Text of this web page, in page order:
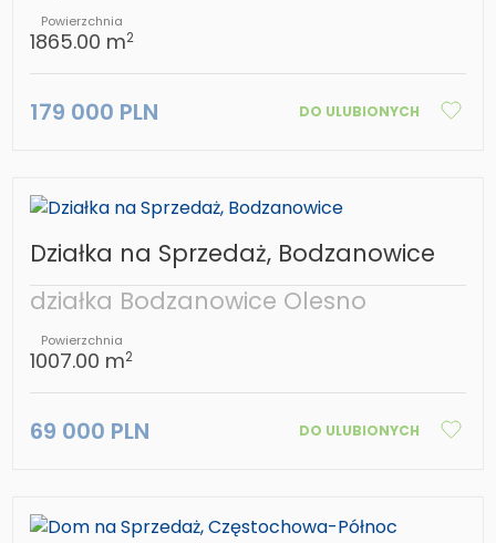
Powierzchnia
1865.00 m2
179 000 PLN DO ULUBIONYCH
Działka na Sprzedaż, Bodzanowice
działka Bodzanowice Olesno
Powierzchnia
1007.00 m2
69 000 PLN DO ULUBIONYCH